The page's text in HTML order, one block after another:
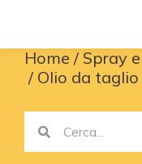
You are here:
Home
Spray
Olio da